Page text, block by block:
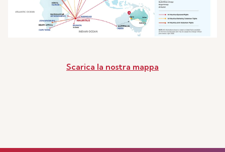
Scarica la nostra mappa